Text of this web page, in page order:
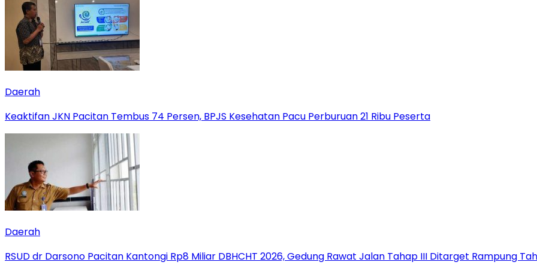
Daerah
Keaktifan JKN Pacitan Tembus 74 Persen, BPJS Kesehatan Pacu Perburuan 21 Ribu Peserta
Daerah
RSUD dr Darsono Pacitan Kantongi Rp8 Miliar DBHCHT 2026, Gedung Rawat Jalan Tahap III Ditarget Rampung